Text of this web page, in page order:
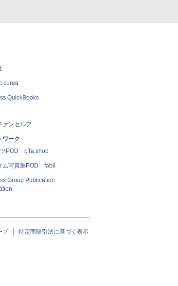
curea
QuickBooks
ァンセルフ
ワーク
POD pTa.shop
ム写真集POD fabli
Group Publication
プ 特定商取引法に基づく表示